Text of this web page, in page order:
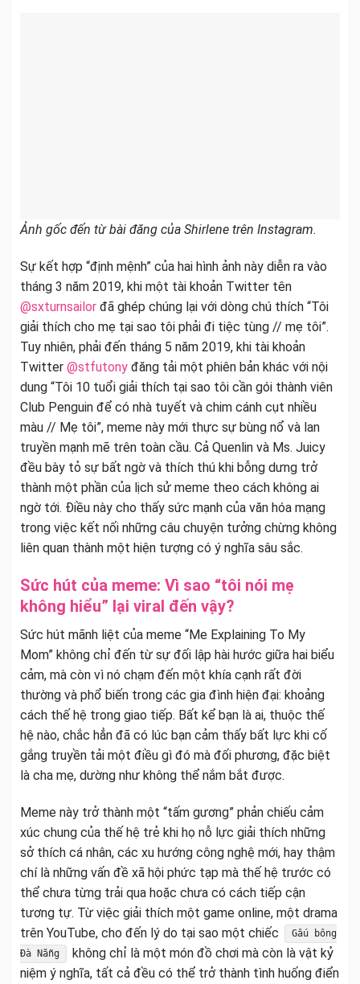
Ảnh gốc đến từ bài đăng của Shirlene trên Instagram.
Sự kết hợp “định mệnh” của hai hình ảnh này diễn ra vào
tháng 3 năm 2019, khi một tài khoản Twitter tên
@sxturnsailor đã ghép chúng lại với dòng chú thích “Tôi
giải thích cho mẹ tại sao tôi phải đi tiệc tùng // mẹ tôi”.
Tuy nhiên, phải đến tháng 5 năm 2019, khi tài khoản
Twitter @stfutony đăng tải một phiên bản khác với nội
dung “Tôi 10 tuổi giải thích tại sao tôi cần gói thành viên
Club Penguin để có nhà tuyết và chim cánh cụt nhiều
màu // Mẹ tôi”, meme này mới thực sự bùng nổ và lan
truyền mạnh mẽ trên toàn cầu. Cả Quenlin và Ms. Juicy
đều bày tỏ sự bất ngờ và thích thú khi bỗng dưng trở
thành một phần của lịch sử meme theo cách không ai
ngờ tới. Điều này cho thấy sức mạnh của văn hóa mạng
trong việc kết nối những câu chuyện tưởng chừng không
liên quan thành một hiện tượng có ý nghĩa sâu sắc.
Sức hút của meme: Vì sao “tôi nói mẹ
không hiểu” lại viral đến vậy?
Sức hút mãnh liệt của meme “Me Explaining To My
Mom” không chỉ đến từ sự đối lập hài hước giữa hai biểu
cảm, mà còn vì nó chạm đến một khía cạnh rất đời
thường và phổ biến trong các gia đình hiện đại: khoảng
cách thế hệ trong giao tiếp. Bất kể bạn là ai, thuộc thế
hệ nào, chắc hẳn đã có lúc bạn cảm thấy bất lực khi cố
gắng truyền tải một điều gì đó mà đối phương, đặc biệt
là cha mẹ, dường như không thể nắm bắt được.
Meme này trở thành một “tấm gương” phản chiếu cảm
xúc chung của thế hệ trẻ khi họ nỗ lực giải thích những
sở thích cá nhân, các xu hướng công nghệ mới, hay thậm
chí là những vấn đề xã hội phức tạp mà thế hệ trước có
thể chưa từng trải qua hoặc chưa có cách tiếp cận
tương tự. Từ việc giải thích một game online, một drama
trên YouTube, cho đến lý do tại sao một chiếc
Gấu bông
Đà Nẵng
không chỉ là một món đồ chơi mà còn là vật kỷ
niệm ý nghĩa, tất cả đều có thể trở thành tình huống điển